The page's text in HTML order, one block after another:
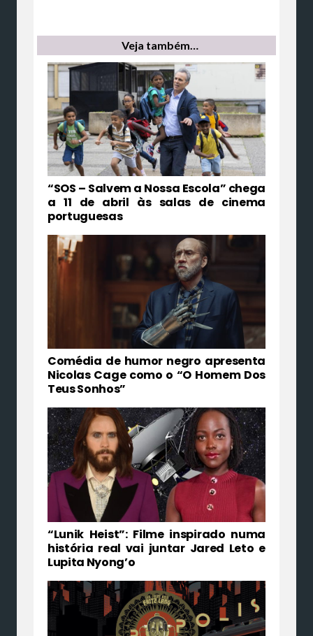
Veja também…
“SOS – Salvem a Nossa Escola” chega
a 11 de abril às salas de cinema
portuguesas
Comédia de humor negro apresenta
Nicolas Cage como o “O Homem Dos
Teus Sonhos”
“Lunik Heist”: Filme inspirado numa
história real vai juntar Jared Leto e
Lupita Nyong’o